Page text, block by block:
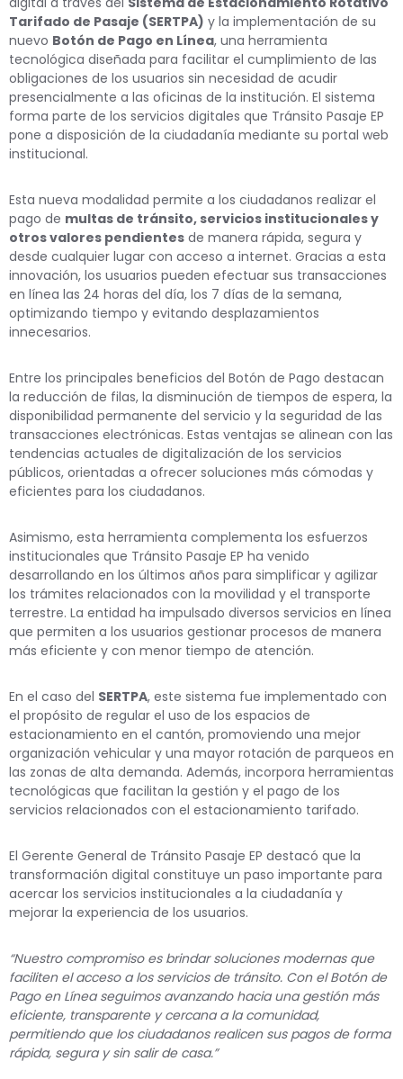
Tarifado de Pasaje (SERTPA) y la implementación de su
nuevo Botón de Pago en Línea, una herramienta
tecnológica diseñada para facilitar el cumplimiento de las
obligaciones de los usuarios sin necesidad de acudir
presencialmente a las oficinas de la institución. El sistema
forma parte de los servicios digitales que Tránsito Pasaje EP
pone a disposición de la ciudadanía mediante su portal web
institucional.
Esta nueva modalidad permite a los ciudadanos realizar el
pago de multas de tránsito, servicios institucionales y
otros valores pendientes de manera rápida, segura y
desde cualquier lugar con acceso a internet. Gracias a esta
innovación, los usuarios pueden efectuar sus transacciones
en línea las 24 horas del día, los 7 días de la semana,
optimizando tiempo y evitando desplazamientos
innecesarios.
Entre los principales beneficios del Botón de Pago destacan
la reducción de filas, la disminución de tiempos de espera, la
disponibilidad permanente del servicio y la seguridad de las
transacciones electrónicas. Estas ventajas se alinean con las
tendencias actuales de digitalización de los servicios
públicos, orientadas a ofrecer soluciones más cómodas y
eficientes para los ciudadanos.
Asimismo, esta herramienta complementa los esfuerzos
institucionales que Tránsito Pasaje EP ha venido
desarrollando en los últimos años para simplificar y agilizar
los trámites relacionados con la movilidad y el transporte
terrestre. La entidad ha impulsado diversos servicios en línea
que permiten a los usuarios gestionar procesos de manera
más eficiente y con menor tiempo de atención.
En el caso del SERTPA, este sistema fue implementado con
el propósito de regular el uso de los espacios de
estacionamiento en el cantón, promoviendo una mejor
organización vehicular y una mayor rotación de parqueos en
las zonas de alta demanda. Además, incorpora herramientas
tecnológicas que facilitan la gestión y el pago de los
servicios relacionados con el estacionamiento tarifado.
El Gerente General de Tránsito Pasaje EP destacó que la
transformación digital constituye un paso importante para
acercar los servicios institucionales a la ciudadanía y
mejorar la experiencia de los usuarios.
“Nuestro compromiso es brindar soluciones modernas que
faciliten el acceso a los servicios de tránsito. Con el Botón de
Pago en Línea seguimos avanzando hacia una gestión más
eficiente, transparente y cercana a la comunidad,
permitiendo que los ciudadanos realicen sus pagos de forma
rápida, segura y sin salir de casa.”